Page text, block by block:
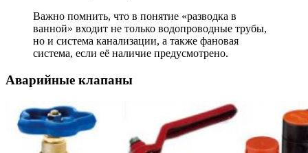
Важно помнить, что в понятие «разводка в
ванной» входит не только водопроводные трубы,
но и система канализации, а также фановая
система, если её наличие предусмотрено.
Аварийные клапаны